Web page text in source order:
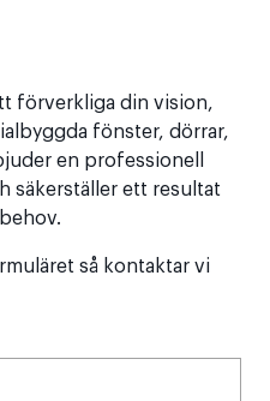
förverkliga din vision,
fönster, dörrar,
en professionell
säkerställer ett resultat
så kontaktar vi